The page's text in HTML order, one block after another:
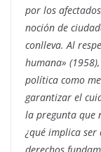
por los
noción de
conlleva. Al
humana»
política como
garantizar el
la pregunta que
¿qué implica ser